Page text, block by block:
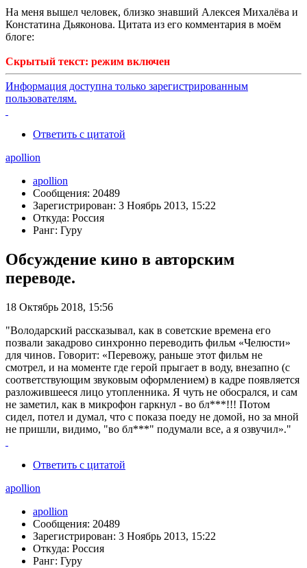
На меня вышел человек, близко знавший Алексея Михалёва и
Констатина Дьяконова. Цитата из его комментария в моём
блоге:
Скрытый текст: режим включен
Информация доступна только зарегистрированным
пользователям.
Ответить с цитатой
apollion
apollion
Сообщения: 20489
Зарегистрирован: 3 Ноябрь 2013, 15:22
Откуда: Россия
Ранг: Гуру
Обсуждение кино в авторским
переводе.
18 Октябрь 2018, 15:56
"Володарский рассказывал, как в советские времена его
позвали закадрово синхронно переводить фильм «Челюсти»
для чинов. Говорит: «Перевожу, раньше этот фильм не
смотрел, и на моменте где герой прыгает в воду, внезапно (с
соответствующим звуковым оформлением) в кадре появляется
разложившееся лицо утопленника. Я чуть не обосрался, и сам
не заметил, как в микрофон гаркнул - во бл***!!! Потом
сидел, потел и думал, что с показа поеду не домой, но за мной
не пришли, видимо, "во бл***" подумали все, а я озвучил»."
Ответить с цитатой
apollion
apollion
Сообщения: 20489
Зарегистрирован: 3 Ноябрь 2013, 15:22
Откуда: Россия
Ранг: Гуру